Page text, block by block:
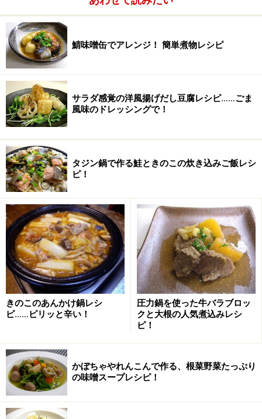
鯖味噌缶でアレンジ！ 簡単煮物レシピ
サラダ感覚の洋風揚げだし豆腐レシピ……ごま
風味のドレッシングで！
タジン鍋で作る鮭ときのこの炊き込みご飯レシ
ピ！
きのこのあんかけ鍋レシ
ピ……ピリッと辛い！
圧力鍋を使った牛バラブロッ
クと大根の人気煮込みレシ
ピ！
かぼちゃやれんこんで作る、根菜野菜たっぷり
の味噌スープレシピ！